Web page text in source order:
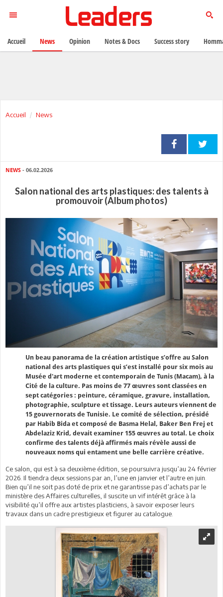
Accueil News
NEWS - 06.02.2026
Salon national des arts plastiques: des talents à
promouvoir (Album photos)
Un beau panorama de la création artistique s’offre au Salon
national des arts plastiques qui s’est installé pour six mois au
Musée d'art moderne et contemporain de Tunis (Macam), à la
Cité de la culture. Pas moins de 77 œuvres sont classées en
sept catégories : peinture, céramique, gravure, installation,
photographie, sculpture et tissage. Leurs auteurs viennent de
15 gouvernorats de Tunisie. Le comité de sélection, présidé
par Habib Bida et composé de Basma Helal, Baker Ben Frej et
Abdelaziz Krid, devait examiner 155 œuvres au total. Le choix
confirme des talents déjà affirmés mais révèle aussi de
nouveaux noms qui entament une belle carrière créative.
Ce salon, qui est à sa deuxième édition, se poursuivra jusqu’au 24 février
2026. Il tiendra deux sessions par an, l’une en janvier et l’autre en juin.
Bien qu’il ne soit pas doté de prix et ne garantisse pas d’achats par le
ministère des Affaires culturelles, il suscite un vif intérêt grâce à la
visibilité qu’il offre aux artistes plasticiens, à savoir exposer leurs
travaux dans un cadre prestigieux et figurer au catalogue.
Accueil News Opinion Notes & Docs Success story